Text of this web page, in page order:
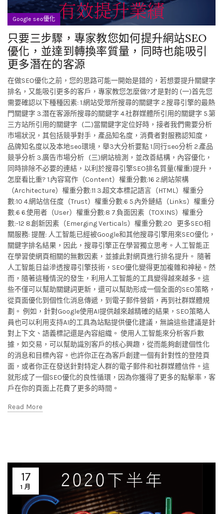
Google seo優化
只要三步驟，專家教您如何提升網站SEO
優化，並達到轉換率質量，同時也能吸引
更多潛在的客源
在做SEO優化之前，您的思路可能一開始是錯的，若想要提升關鍵字
排名，又能吸引更多的客戶，專家教您怎麼做?才是對的 (一)首先您
需要確認以下種種因素: 1.網站受眾所搜尋的關鍵字 2.搜尋引擎的最熱
門關鍵字 3.潛在客源所搜尋的關鍵字 4.社群媒體所引用的關鍵字 5.第
三方站所引用的關鍵字 (二)當關鍵字定位好時，接者我們需要分析
市場狀況，其包括競爭對手，產品知名度，消費者對服務認知度，
品牌知名度以及本地seo環境，舉3大分析要點 1.同行seo分析 2.產品
競爭分析 3.廣告市場分析 (三)網站檢測，並改善結構，內容優化，
同時排除不必要的連結，以利於搜尋引擎SEO排名質量(權重)提升，
怎麼看比重? 1.內容寫作（Content）權重分數:16 2.網站架構
（Architecture）權重分數:11 3.超文本標記語言（HTML）權重分
數:10 4.網站信任度（Trust）權重分數:6 5.內外鏈結（Links）權重分
數:6 6.使用者（User）權重分數:8 7.負面因素（TOXINS）權重分
數:-12 8.創新因素（Emerging Verticals）權重分數:20 更多SEO相
關服務: 提醒: 人工智能已經被Google和其他搜尋引擎用來SEO優化，
關鍵字排名結果，因此，搜尋引擎正在學習獨立思考。人工智能正
在學習使網頁相關的無數因素，並據此對網頁進行排名提升。 隨著
人工智能日益滲透搜尋引擎技術，SEO優化變得更加複雜和神秘。然
而，隨著這種情況的發生，利用人工智能的工具變得越來越多。這
些不僅可以幫助關鍵詞更新，還可以幫助形成一個全面的SEO策略，
從頁面優化到個性化消息傳遞，到電子郵件營銷，再到社群媒體規
劃。 例如，針對Google使用AI提供越來越精確的結果，SEO策略人
員也可以利用支持AI的工具為站點提供優化建議，無論這些建議是針
對上下文、語義標記還是內容組織。 使用人工智能來分析客戶數
據，如交易，可以幫助識別客戶的核心興趣，從而能夠創建個性化
的消息和目標內容。也許你正在為客戶創建一個有針對性的登陸頁
面，或者你正在發送針對特定人群的電子郵件和社群媒體信件。這
就形成了一個SEO優化的良性循環，因為你獲得了更多的點擊率，客
戶在你的頁面上花費了更多的時間。
Read More
17
1 月